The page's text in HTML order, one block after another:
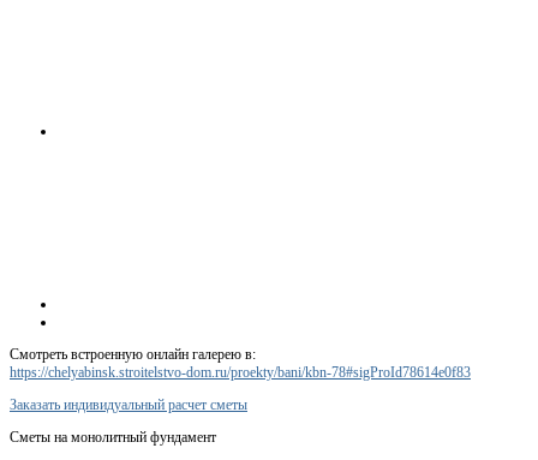
Смотреть встроенную онлайн галерею в:
https://chelyabinsk.stroitelstvo-dom.ru/proekty/bani/kbn-78#sigProId78614e0f83
Заказать индивидуальный расчет сметы
Сметы на монолитный фундамент